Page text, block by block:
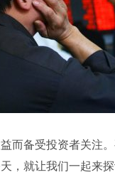
而备受投资者关注
，就让我们一起来